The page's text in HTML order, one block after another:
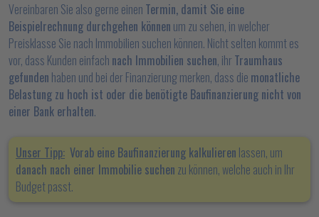
Vereinbaren Sie also gerne einen Termin, damit Sie eine
Beispielrechnung durchgehen können um zu sehen, in welcher
Preisklasse Sie nach Immobilien suchen können. Nicht selten kommt es
vor, dass Kunden einfach nach Immobilien suchen, ihr Traumhaus
gefunden haben und bei der Finanzierung merken, dass die monatliche
Belastung zu hoch ist oder die benötigte Baufinanzierung nicht von
einer Bank erhalten.
Unser Tipp: Vorab eine Baufinanzierung kalkulieren lassen, um
danach nach einer Immobilie suchen zu können, welche auch in Ihr
Budget passt.